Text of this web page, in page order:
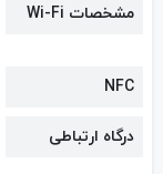
مشخصات Wi-Fi
NFC
درگاه ارتباطی